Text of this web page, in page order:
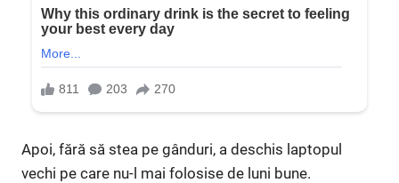
Apoi, fără să stea pe gânduri, a deschis laptopul
vechi pe care nu-l mai folosise de luni bune.